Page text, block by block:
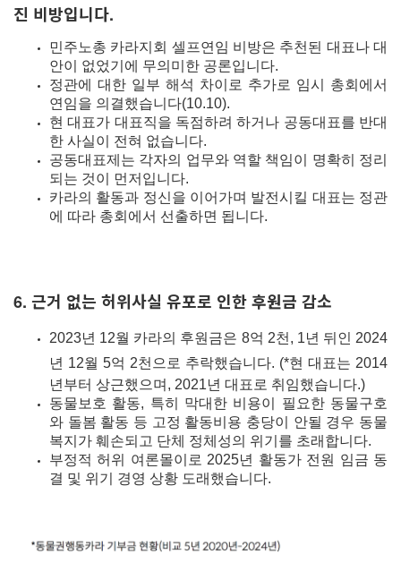
진 비방입니다.
민주노총 카라지회 셀프연임 비방은 추천된 대표나 대
안이 없었기에 무의미한 공론입니다.
정관에 대한 일부 해석 차이로 추가로 임시 총회에서
연임을 의결했습니다(10.10).
현 대표가 대표직을 독점하려 하거나 공동대표를 반대
한 사실이 전혀 없습니다.
공동대표제는 각자의 업무와 역할 책임이 명확히 정리
되는 것이 먼저입니다.
카라의 활동과 정신을 이어가며 발전시킬 대표는 정관
에 따라 총회에서 선출하면 됩니다.
6. 근거 없는 허위사실 유포로 인한 후원금 감소
2023년 12월 카라의 후원금은 8억 2천, 1년 뒤인 2024
년 12월 5억 2천으로 추락했습니다. (*현 대표는 2014
년부터 상근했으며, 2021년 대표로 취임했습니다.)
동물보호 활동, 특히 막대한 비용이 필요한 동물구호
와 돌봄 활동 등 고정 활동비용 충당이 안될 경우 동물
복지가 훼손되고 단체 정체성의 위기를 초래합니다.
부정적 허위 여론몰이로 2025년 활동가 전원 임금 동
결 및 위기 경영 상황 도래했습니다.